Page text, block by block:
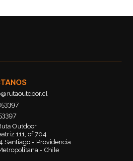
Outdoor
111, of 704
Santiago - Providencia
- Chile